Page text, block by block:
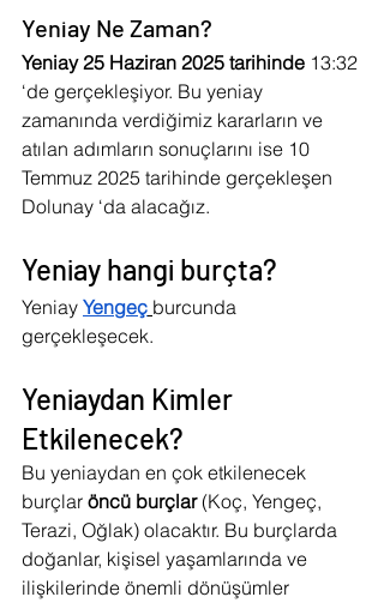
Yeniay Ne Zaman?
Yeniay 25 Haziran 2025 tarihinde 13:32
‘de gerçekleşiyor. Bu yeniay
zamanında verdiğimiz kararların ve
atılan adımların sonuçlarını ise 10
Temmuz 2025 tarihinde gerçekleşen
Dolunay ‘da alacağız.
Yeniay hangi burçta?
Yeniay Yengeç burcunda
gerçekleşecek.
Yeniaydan Kimler
Etkilenecek?
Bu yeniaydan en çok etkilenecek
burçlar öncü burçlar (Koç, Yengeç,
Terazi, Oğlak) olacaktır. Bu burçlarda
doğanlar, kişisel yaşamlarında ve
ilişkilerinde önemli dönüşümler